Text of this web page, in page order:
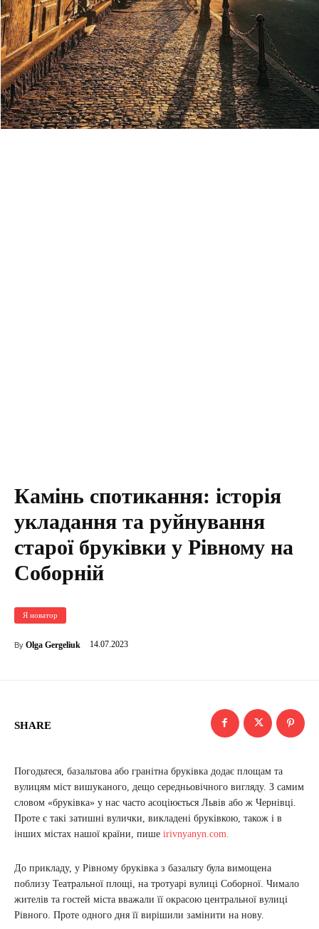
Камінь спотикання: історія
укладання та руйнування
старої бруківки у Рівному на
Соборній
Я новатор
By Olga Gergeliuk 14.07.2023
SHARE
Погодьтеся, базальтова або гранітна бруківка додає площам та
вулицям міст вишуканого, дещо середньовічного вигляду. З самим
словом «бруківка» у нас часто асоціюється Львів або ж Чернівці.
Проте є такі затишні вулички, викладені бруківкою, також і в
інших містах нашої країни, пише irivnyanyn.com.
До прикладу, у Рівному бруківка з базальту була вимощена
поблизу Театральної площі, на тротуарі вулиці Соборної. Чимало
жителів та гостей міста вважали її окрасою центральної вулиці
Рівного. Проте одного дня її вирішили замінити на нову.